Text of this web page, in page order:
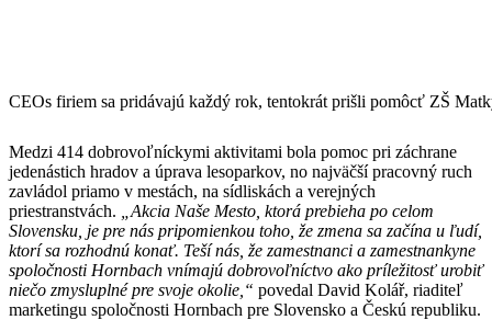
CEOs firiem sa pridávajú každý rok, tentokrát prišli pomôcť ZŠ
Medzi 414 dobrovoľníckymi aktivitami bola pomoc pri záchrane
jedenástich hradov a úprava lesoparkov, no najväčší pracovný ruch
zavládol priamo v mestách, na sídliskách a verejných
priestranstvách.
„Akcia Naše Mesto, ktorá prebieha po celom
Slovensku, je pre nás pripomienkou toho, že zmena sa začína u ľudí,
ktorí sa rozhodnú konať. Teší nás, že zamestnanci a zamestnankyne
spoločnosti Hornbach vnímajú dobrovoľníctvo ako príležitosť urobiť
niečo zmysluplné pre svoje okolie,“ povedal David Kolář, riaditeľ
marketingu spoločnosti Hornbach pre Slovensko a Českú republiku.